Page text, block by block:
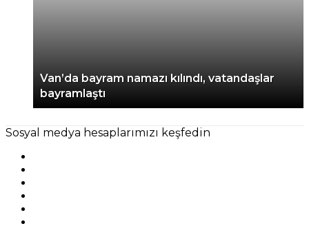
Van’da bayram namazı kılındı, vatandaşlar
bayramlaştı
Sosyal medya hesaplarımızı keşfedin